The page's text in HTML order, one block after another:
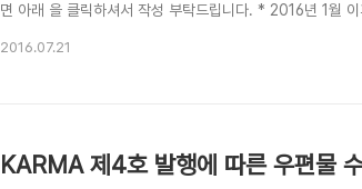
면 아래 을 클릭하셔서 작성 부탁드립니다. * 2016년 1월
2016.07.21
KARMA 제4호 발행에 따른 우편물